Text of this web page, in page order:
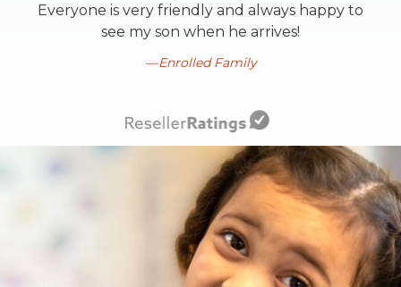
Everyone is very friendly and always happy to
see my son when he arrives!
Enrolled Family